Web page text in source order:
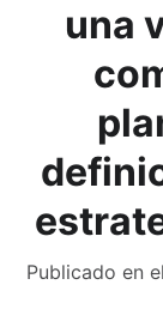
una
Publicado en